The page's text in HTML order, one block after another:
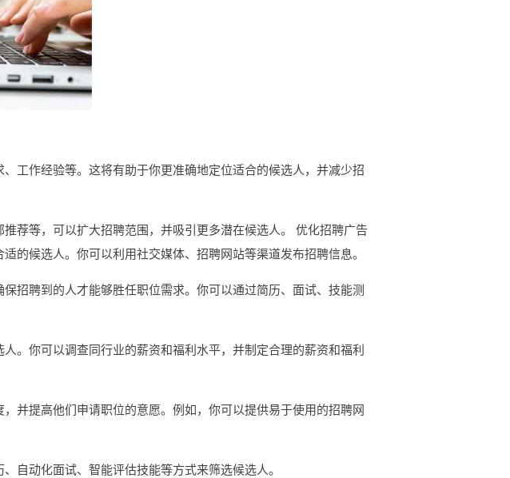
工作经验等。这将有助于你更准确地定位适合的候选人，并减少招
荐等，可以扩大招聘范围，并吸引更多潜在候选人。 优化招聘广告
的候选人。你可以利用社交媒体、招聘网站等渠道发布招聘信息。
招聘到的人才能够胜任职位需求。你可以通过简历、面试、技能测
。你可以调查同行业的薪资和福利水平，并制定合理的薪资和福利
并提高他们申请职位的意愿。例如，你可以提供易于使用的招聘网
自动化面试、智能评估技能等方式来筛选候选人。